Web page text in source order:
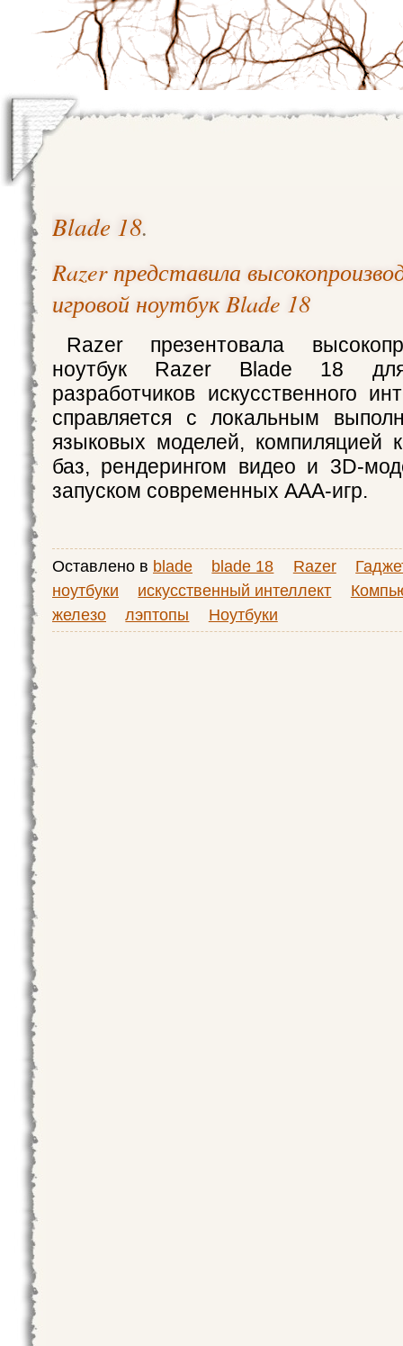
Blade 18.
Razer представила
игровой ноутбук Blade 18
Razer презентовала
ноутбук Razer Blade 18
разработчиков искусственного
справляется с локальным
языковых моделей, компиляцией
баз, рендерингом видео и 3D-
запуском современных AAA-игр.
Оставлено в blade blade 18 Razer
ноутбуки
искусственный интеллект
железо
лэптопы Ноутбуки